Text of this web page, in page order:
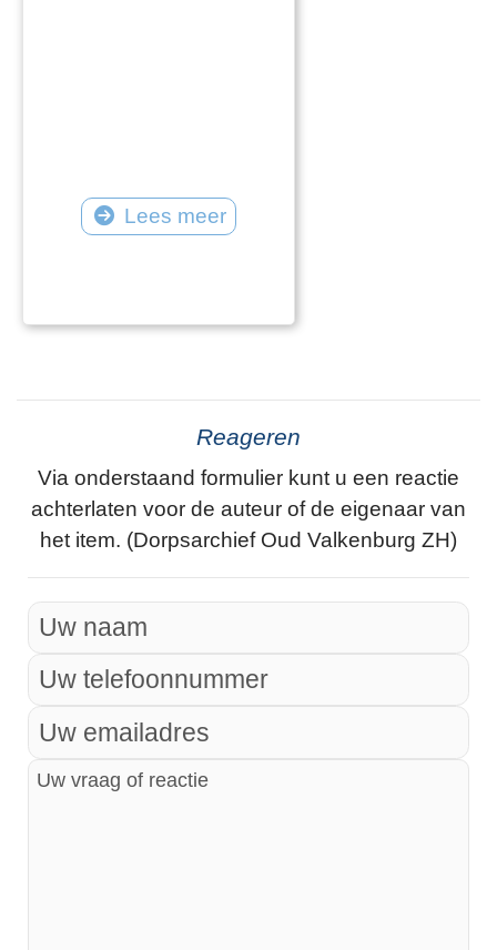
Lees meer
Reageren
Via onderstaand formulier kunt u een reactie
achterlaten voor de auteur of de eigenaar van
het item. (Dorpsarchief Oud Valkenburg ZH)